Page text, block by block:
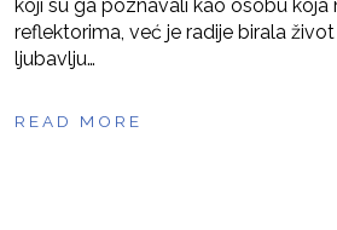
koji su ga poznavali kao osobu koja
reflektorima, već je radije birala
ljubavlju…
READ MORE